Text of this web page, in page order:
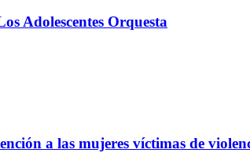
Adolescentes Orquesta
a las mujeres víctimas de